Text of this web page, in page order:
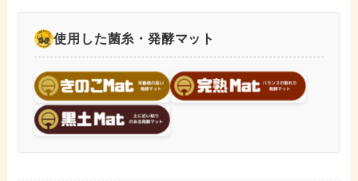
使用した菌糸・発酵マット